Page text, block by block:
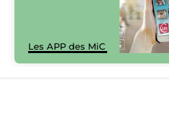
Les APP des MiC